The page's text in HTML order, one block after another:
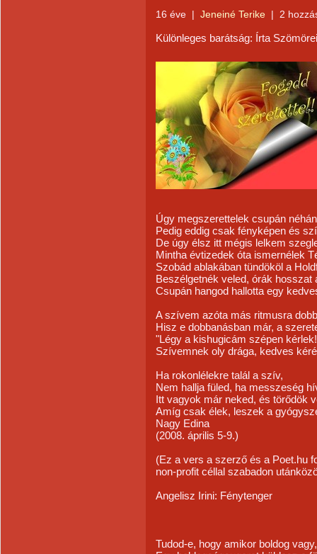
16 éve | Jeneiné Terike | 2
Különleges barátság: Írta
Úgy megszerettelek csupán
Pedig eddig csak fényképen és
De úgy élsz itt mégis lelkem
Mintha évtizedek óta ismernélek
Szobád ablakában tündököl a
Beszélgetnék veled, órák hosszat
Csupán hangod hallotta egy
A szívem azóta más ritmusra
Hisz e dobbanásban már, a
"Légy a kishugicám szépen
Szívemnek oly drága, kedves
Ha rokonlélekre talál a szív,
Nem hallja füled, ha messzeség
Itt vagyok már neked, és törődök
Amíg csak élek, leszek a
Nagy Edina
(2008. április 5-9.)
(Ez a vers a szerző és a Poet.hu
non-profit céllal szabadon
Angelisz Irini: Fénytenger
Tudod-e, hogy amikor boldog vagy,